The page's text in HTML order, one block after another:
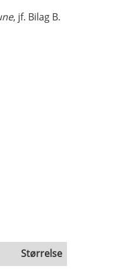
, jf. Bilag B.
Størrelse